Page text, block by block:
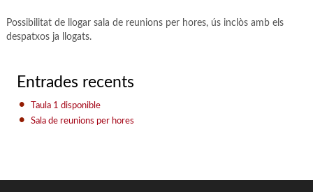
Possibilitat de llogar sala de reunions per hores, ús inclòs amb els
despatxos ja llogats.
Entrades recents
Taula 1 disponible
Sala de reunions per hores